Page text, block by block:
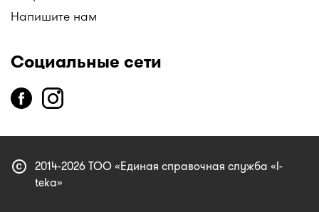
Напишите нам
Социальные сети
copyright 2014-2026 ТОО «Единая справочная служба «I-
teka»